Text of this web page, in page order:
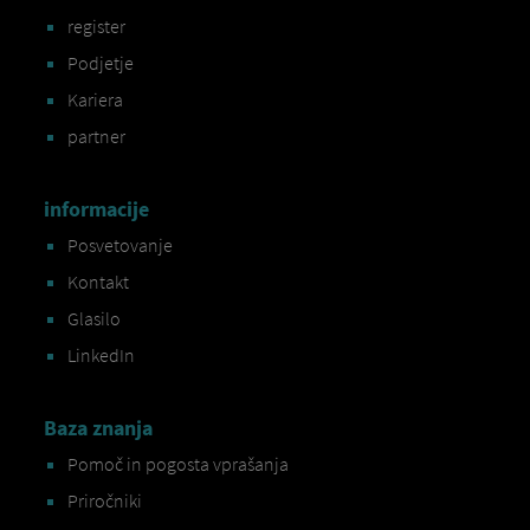
register
Podjetje
Kariera
partner
informacije
Posvetovanje
Kontakt
Glasilo
LinkedIn
Baza znanja
Pomoč in pogosta vprašanja
Priročniki